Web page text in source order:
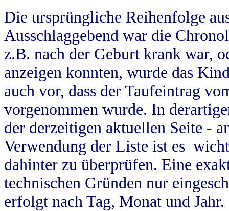
Die ursprüngliche Reihenfolge
Ausschlaggebend war die
z.B. nach der Geburt krank war,
anzeigen konnten, wurde das
auch vor, dass der Taufeintrag
vorgenommen wurde. In
der derzeitigen aktuellen Seite -
Verwendung der Liste ist es
dahinter zu überprüfen. Eine
technischen Gründen nur
erfolgt nach Tag, Monat und Jahr.